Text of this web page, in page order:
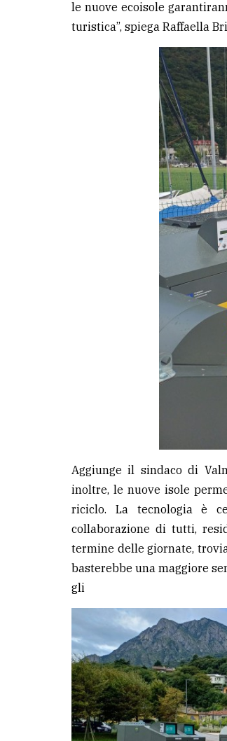
le nuove ecoisole
turistica”, spiega Raffaella
Aggiunge il sindaco di
inoltre, le nuove isole
riciclo. La tecnologia è
collaborazione di tutti,
termine delle giornate,
basterebbe una maggiore
gli